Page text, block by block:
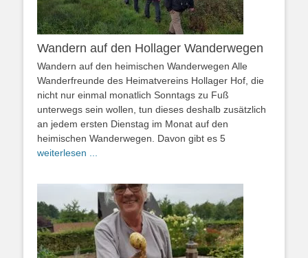
Wandern auf den Hollager Wanderwegen
Wandern auf den heimischen Wanderwegen Alle
Wanderfreunde des Heimatvereins Hollager Hof, die
nicht nur einmal monatlich Sonntags zu Fuß
unterwegs sein wollen, tun dieses deshalb zusätzlich
an jedem ersten Dienstag im Monat auf den
heimischen Wanderwegen. Davon gibt es 5
weiterlesen ...